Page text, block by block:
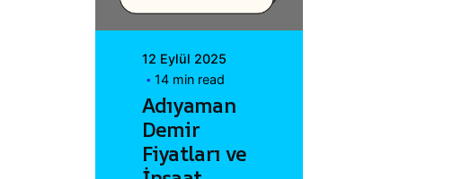
12 Eylül 2025
14 min read
Adıyaman
Demir
Fiyatları ve